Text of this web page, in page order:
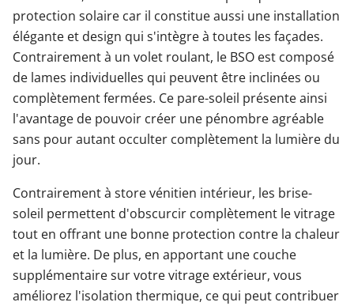
protection solaire car il constitue aussi une installation
élégante et design qui s'intègre à toutes les façades.
Contrairement à un volet roulant, le BSO est composé
de lames individuelles qui peuvent être inclinées ou
complètement fermées. Ce pare-soleil présente ainsi
l'avantage de pouvoir créer une pénombre agréable
sans pour autant occulter complètement la lumière du
jour.
Contrairement à store vénitien intérieur, les brise-
soleil permettent d'obscurcir complètement le vitrage
tout en offrant une bonne protection contre la chaleur
et la lumière. De plus, en apportant une couche
supplémentaire sur votre vitrage extérieur, vous
améliorez l'isolation thermique, ce qui peut contribuer